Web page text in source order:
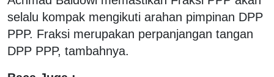
selalu kompak mengikuti arahan pimpinan DPP
PPP. Fraksi merupakan perpanjangan tangan
DPP PPP, tambahnya.